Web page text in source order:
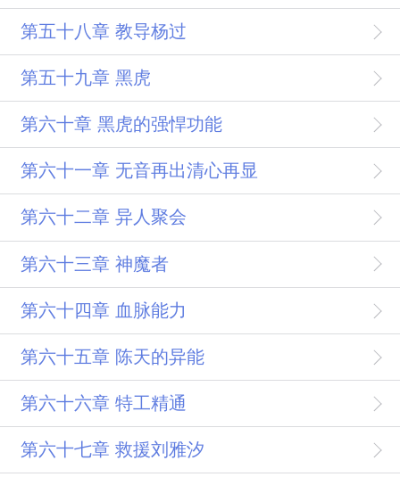
第五十八章 教导杨过
第五十九章 黑虎
第六十章 黑虎的强悍功能
第六十一章 无音再出清心再显
第六十二章 异人聚会
第六十三章 神魔者
第六十四章 血脉能力
第六十五章 陈天的异能
第六十六章 特工精通
第六十七章 救援刘雅汐